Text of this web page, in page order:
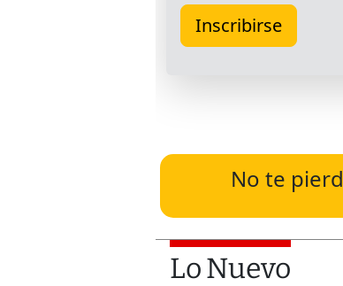
No te
Lo Nuevo